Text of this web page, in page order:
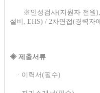
※ 인성검사(지원자 전원
설비, EHS) / 2차면접(경력자
◈ 제출서류​
∙ 이력서(필수)